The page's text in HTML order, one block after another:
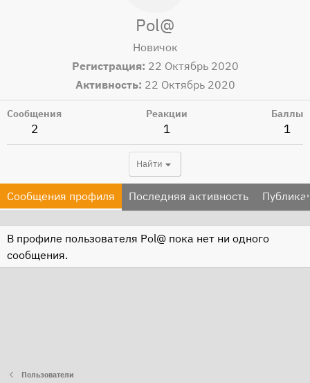
Pol@
Новичок
Регистрация 22 Октябрь 2020
Активность 22 Октябрь 2020
Сообщения
2
Реакции
1
Баллы
1
Найти
Сообщения профиля Последняя активность
В профиле пользователя Pol@ пока нет ни одного
сообщения.
Пользователи